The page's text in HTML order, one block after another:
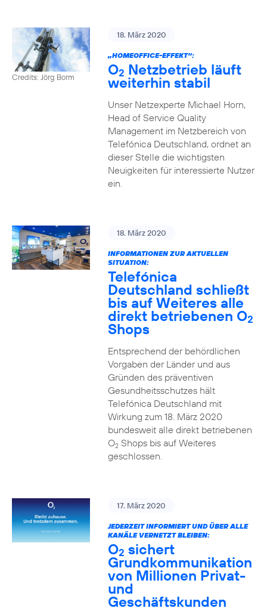
Credits: Jörg Borm
18. März 2020
„HOMEOFFICE-EFFEKT“:
O2 Netzbetrieb läuft
weiterhin stabil
Unser Netzexperte Michael Horn,
Head of Service Quality
Management im Netzbereich von
Telefónica Deutschland, ordnet an
dieser Stelle die wichtigsten
Neuigkeiten für interessierte Nutzer
ein.
18. März 2020
INFORMATIONEN ZUR AKTUELLEN
SITUATION:
Telefónica
Deutschland schließt
bis auf Weiteres alle
direkt betriebenen O2
Shops
Entsprechend der behördlichen
Vorgaben der Länder und aus
Gründen des präventiven
Gesundheitsschutzes hält
Telefónica Deutschland mit
Wirkung zum 18. März 2020
bundesweit alle direkt betriebenen
O2Shops bis auf Weiteres
geschlossen.
17. März 2020
JEDERZEIT INFORMIERT UND ÜBER ALLE
KANÄLE VERNETZT BLEIBEN:
O2 sichert
Grundkommunikation
von Millionen Privat-
und
Geschäftskunden